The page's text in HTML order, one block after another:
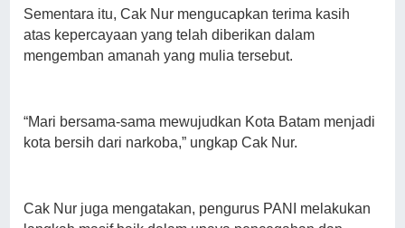
Sementara itu, Cak Nur mengucapkan terima kasih
atas kepercayaan yang telah diberikan dalam
mengemban amanah yang mulia tersebut.
“Mari bersama-sama mewujudkan Kota Batam menjadi
kota bersih dari narkoba,” ungkap Cak Nur.
Cak Nur juga mengatakan, pengurus PANI melakukan